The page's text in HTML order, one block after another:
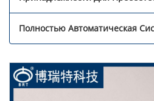
Полностью Автоматическая